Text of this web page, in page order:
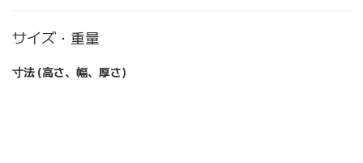
サイズ・重量
寸法 (高さ、幅、厚さ)